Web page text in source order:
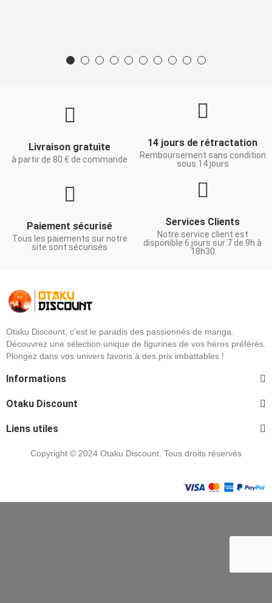
Livraison gratuite
à partir de 80 € de commande
14 jours de rétractation
Remboursement sans condition
sous 14 jours
Paiement sécurisé
Tous les paiements sur notre
site sont sécurisés
Services Clients
Notre service client est
disponible 6 jours sur 7 de 9h à
18h30
Otaku Discount, c'est le paradis des passionnés de manga.
Découvrez une sélection unique de figurines de vos héros préférés.
Plongez dans vos univers favoris à des prix imbattables !
Informations
Otaku Discount
Liens utiles
Copyright © 2024 Otaku Discount. Tous droits réservés